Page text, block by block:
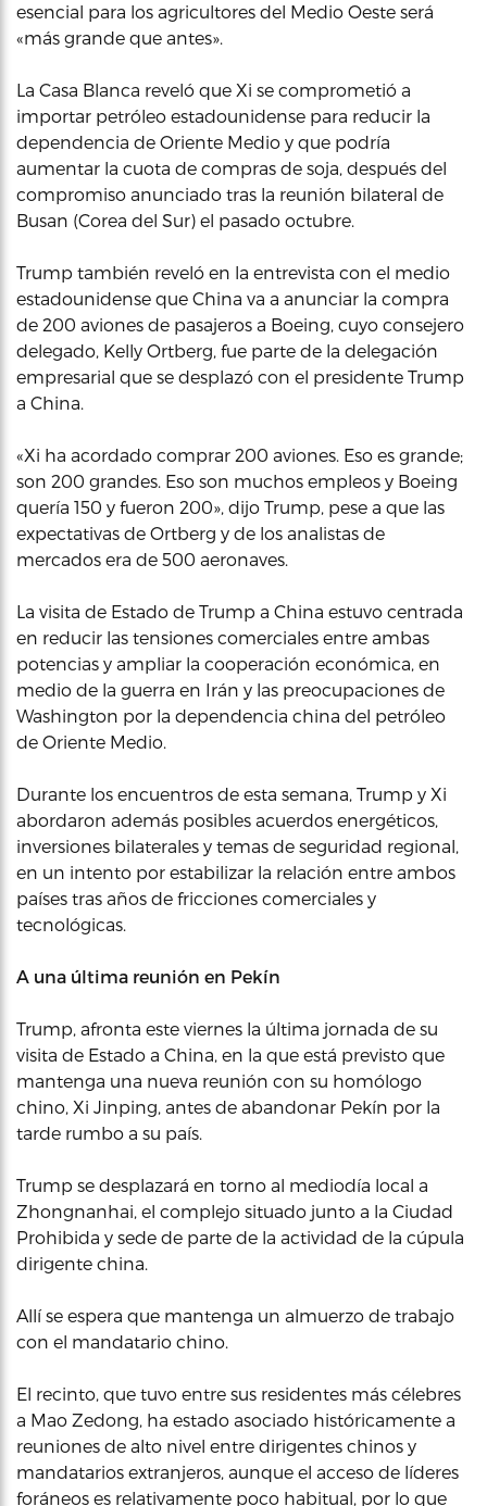
esencial para los agricultores del Medio Oeste será
«más grande que antes».
La Casa Blanca reveló que Xi se comprometió a
importar petróleo estadounidense para reducir la
dependencia de Oriente Medio y que podría
aumentar la cuota de compras de soja, después del
compromiso anunciado tras la reunión bilateral de
Busan (Corea del Sur) el pasado octubre.
Trump también reveló en la entrevista con el medio
estadounidense que China va a anunciar la compra
de 200 aviones de pasajeros a Boeing, cuyo consejero
delegado, Kelly Ortberg, fue parte de la delegación
empresarial que se desplazó con el presidente Trump
a China.
«Xi ha acordado comprar 200 aviones. Eso es grande;
son 200 grandes. Eso son muchos empleos y Boeing
quería 150 y fueron 200», dijo Trump, pese a que las
expectativas de Ortberg y de los analistas de
mercados era de 500 aeronaves.
La visita de Estado de Trump a China estuvo centrada
en reducir las tensiones comerciales entre ambas
potencias y ampliar la cooperación económica, en
medio de la guerra en Irán y las preocupaciones de
Washington por la dependencia china del petróleo
de Oriente Medio.
Durante los encuentros de esta semana, Trump y Xi
abordaron además posibles acuerdos energéticos,
inversiones bilaterales y temas de seguridad regional,
en un intento por estabilizar la relación entre ambos
países tras años de fricciones comerciales y
tecnológicas.
A una última reunión en Pekín
Trump, afronta este viernes la última jornada de su
visita de Estado a China, en la que está previsto que
mantenga una nueva reunión con su homólogo
chino, Xi Jinping, antes de abandonar Pekín por la
tarde rumbo a su país.
Trump se desplazará en torno al mediodía local a
Zhongnanhai, el complejo situado junto a la Ciudad
Prohibida y sede de parte de la actividad de la cúpula
dirigente china.
Allí se espera que mantenga un almuerzo de trabajo
con el mandatario chino.
El recinto, que tuvo entre sus residentes más célebres
a Mao Zedong, ha estado asociado históricamente a
reuniones de alto nivel entre dirigentes chinos y
mandatarios extranjeros, aunque el acceso de líderes
foráneos es relativamente poco habitual, por lo que